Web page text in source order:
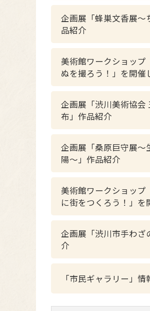
企画展「蜂巣文香展～
品紹介
美術館ワークショップ
ぬを撮ろう！」を開催
企画展「渋川美術協会
布」作品紹介
企画展「桑原巨守展～
陽～」作品紹介
美術館ワークショップ
に街をつくろう！」を
企画展「渋川市手わざ
介
「市民ギャラリー」情